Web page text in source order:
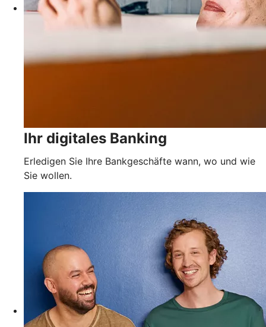
Ihr digitales Banking
Erledigen Sie Ihre Bankgeschäfte wann, wo und wie
Sie wollen.